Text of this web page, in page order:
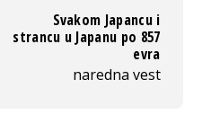
Svakom Japancu i
strancu u Japanu po 857
evra
naredna vest